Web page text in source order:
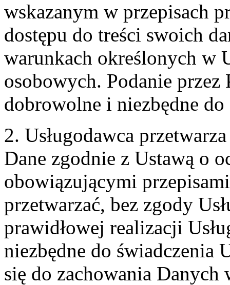
wskazanym w przepisach
dostępu do treści swoich
warunkach określonych w
osobowych. Podanie przez
dobrowolne i niezbędne
2. Usługodawca
Dane zgodnie z Ustawą o
obowiązującymi
przetwarzać, bez zgody
prawidłowej realizacji
niezbędne do świadczenia
się do zachowania